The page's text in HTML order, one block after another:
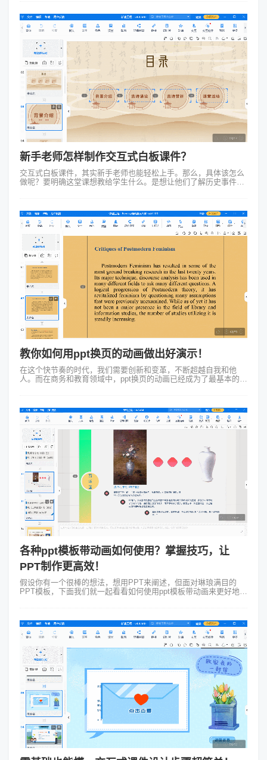
新手老师怎样制作交互式白板课件？
交互式白板课件，其实新手老师也能轻松上手。那么，具体该怎么
做呢？要明确这堂课想教给学生什么。是想让他们了解历史事件的
教你如何用ppt换页的动画做出好演示！
在这个快节奏的时代，我们需要创新和变革，不断超越自我和他
人。而在商务和教育领域中，ppt换页的动画已经成为了最基本的演
各种ppt模板带动画如何使用？掌握技巧，让
PPT制作更高效！
假设你有一个很棒的想法，想用PPT来阐述，但面对琳琅满目的
PPT模板，下面我们就一起看看如何使用ppt模板带动画来更好地展